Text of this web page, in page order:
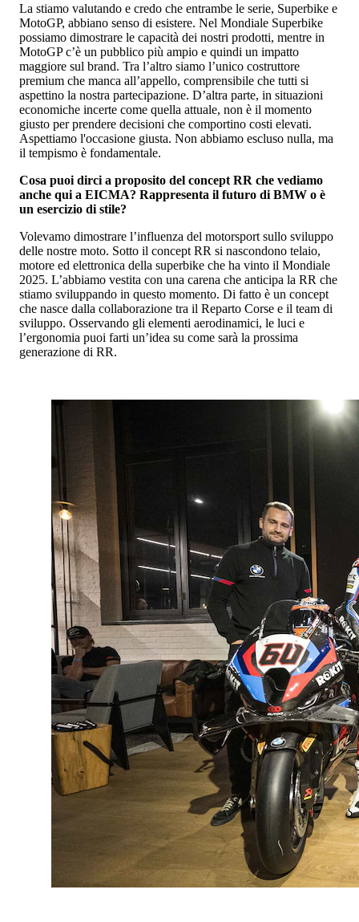
La stiamo valutando e credo che entrambe le serie, Superbike e
MotoGP, abbiano senso di esistere. Nel Mondiale Superbike
possiamo dimostrare le capacità dei nostri prodotti, mentre in
MotoGP c’è un pubblico più ampio e quindi un impatto
maggiore sul brand. Tra l’altro siamo l’unico costruttore
premium che manca all’appello, comprensibile che tutti si
aspettino la nostra partecipazione. D’altra parte, in situazioni
economiche incerte come quella attuale, non è il momento
giusto per prendere decisioni che comportino costi elevati.
Aspettiamo l'occasione giusta. Non abbiamo escluso nulla, ma
il tempismo è fondamentale.
Cosa puoi dirci a proposito del concept RR che vediamo
anche qui a EICMA? Rappresenta il futuro di BMW o è
un esercizio di stile?
Volevamo dimostrare l’influenza del motorsport sullo sviluppo
delle nostre moto. Sotto il concept RR si nascondono telaio,
motore ed elettronica della superbike che ha vinto il Mondiale
2025. L’abbiamo vestita con una carena che anticipa la RR che
stiamo sviluppando in questo momento. Di fatto è un concept
che nasce dalla collaborazione tra il Reparto Corse e il team di
sviluppo. Osservando gli elementi aerodinamici, le luci e
l’ergonomia puoi farti un’idea su come sarà la prossima
generazione di RR.